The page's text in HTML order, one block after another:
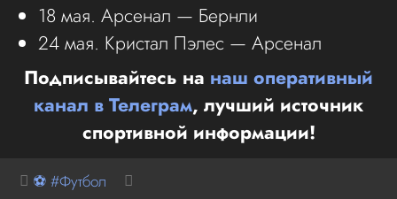
18 мая. Арсенал — Бернли
24 мая. Кристал Пэлес — Арсенал
Подписывайтесь на наш оперативный
канал в Телеграм, лучший источник
спортивной информации!
⚽ #Футбол